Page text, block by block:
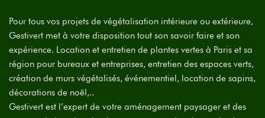
Pour tous vos projets de végétalisation intérieure ou extérieure,
Gestivert met à votre disposition tout son savoir faire et son
expérience. Location et entretien de plantes vertes à Paris et sa
région pour bureaux et entreprises, entretien des espaces verts,
création de murs végétalisés, événementiel, location de sapins,
décorations de noël,..
Gestivert est l’expert de votre aménagement paysager et des